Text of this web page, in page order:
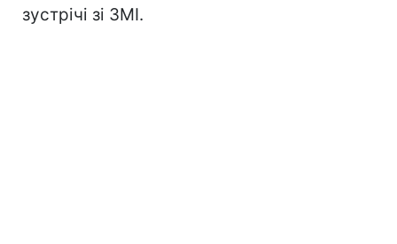
зустрічі зі ЗМІ.